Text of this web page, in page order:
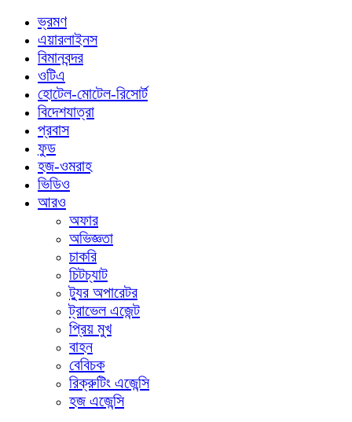
ভ্রমণ
এয়ারলাইনস
বিমানবন্দর
ওটিএ
হোটেল-মোটেল-রিসোর্ট
বিদেশযাত্রা
প্রবাস
ফুড
হজ-ওমরাহ
ভিডিও
আরও
অফার
অভিজ্ঞতা
চাকরি
চিটচ্যাট
ট্যুর অপারেটর
ট্রাভেল এজেন্ট
প্রিয় মুখ
বাহন
বেবিচক
রিক্রুটিং এজেন্সি
হজ এজেন্সি